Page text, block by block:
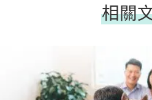
相關